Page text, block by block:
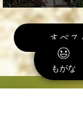
売土地】こちらの
【解体後に更地渡
は思っていますが、
に解体する！？ そ
もこちらの物件を
すべ
もがな